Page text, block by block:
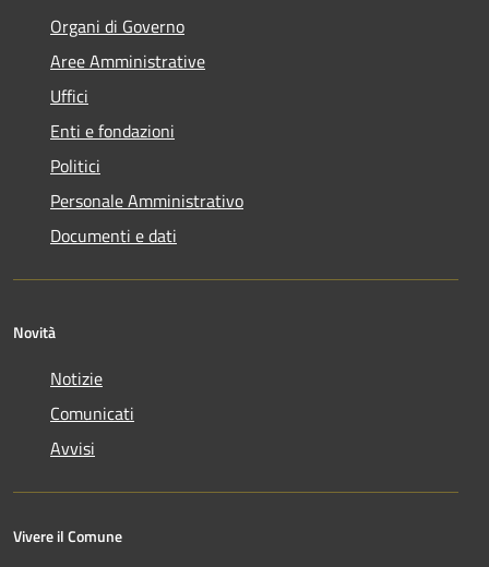
Organi di Governo
Aree Amministrative
Uffici
Enti e fondazioni
Politici
Personale Amministrativo
Documenti e dati
Novità
Notizie
Comunicati
Avvisi
Vivere il Comune